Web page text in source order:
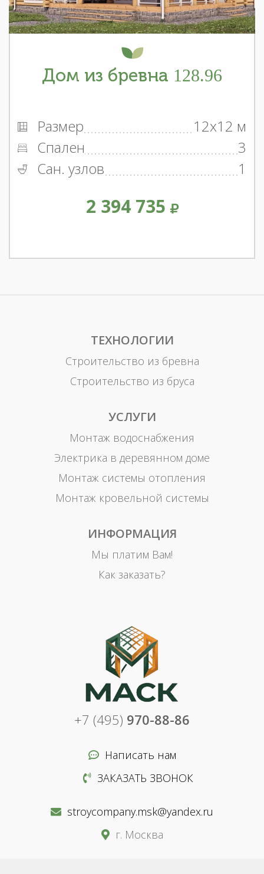
Дом из бревна 128.96
Размер
12x12 м
Спален
3
Сан. узлов
1
2 394 735
ТЕХНОЛОГИИ
Строительство из бревна
Строительство из бруса
УСЛУГИ
Монтаж водоснабжения
Электрика в деревянном доме
Монтаж системы отопления
Монтаж кровельной системы
ИНФОРМАЦИЯ
Мы платим Вам!
Как заказать?
+7 (495) 970-88-86
Написать нам
ЗАКАЗАТЬ ЗВОНОК
stroycompany.msk@yandex.ru
г. Москва